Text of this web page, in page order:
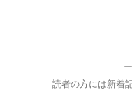
ー
読者の方には新着